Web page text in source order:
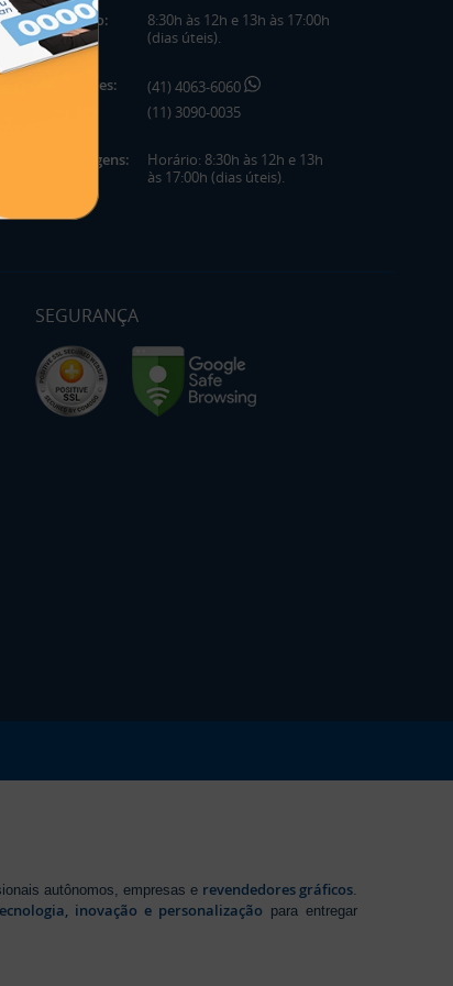
Horário:
8:30h às 12h e 13h às 17:00h
(dias úteis).
Telefones:
(41) 4063-6060
(11) 3090-0035
Mensagens:
Horário: 8:30h às 12h e 13h
às 17:00h (dias úteis).
SEGURANÇA
autônomos, empresas e revendedores gráficos.
inovação e personalização para entregar